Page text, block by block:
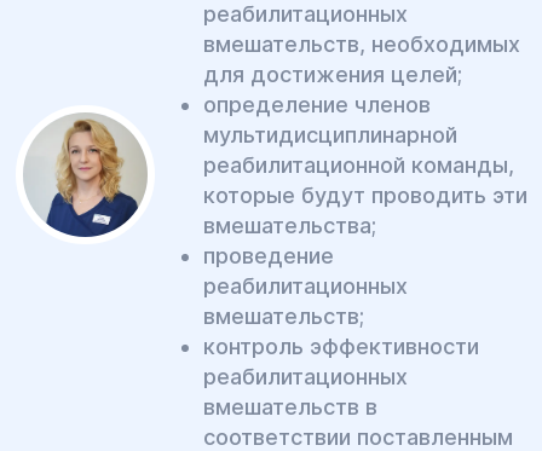
реабилитационных
вмешательств, необходимых
для достижения целей;
определение членов
мультидисциплинарной
реабилитационной команды,
которые будут проводить эти
вмешательства;
проведение
реабилитационных
вмешательств;
контроль эффективности
реабилитационных
вмешательств в
соответствии поставленным